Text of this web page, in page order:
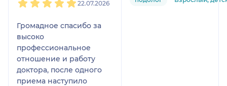
22.07.2026
Громадное спасибо за
высоко
профессиональное
отношение и работу
доктора, после одного
приема наступило